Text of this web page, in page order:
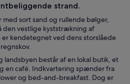
strand.
med sort sand og rullende bølger,
den vestlige kyststrækning af
er kendetegnet ved dens storslåede
landsbyen består af en lokal butik, et
en café. Indkvartering spænder fra
og bed-and-breakfast. Dog er